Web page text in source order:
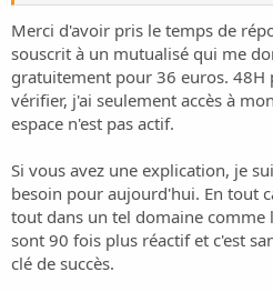
Merci d'avoir pris le temps de
souscrit à un mutualisé qui me
gratuitement pour 36 euros. 48H
vérifier, j'ai seulement accès à
espace n'est pas actif.
Si vous avez une explication, je
besoin pour aujourd'hui. En tout
tout dans un tel domaine comme
sont 90 fois plus réactif et c'est
clé de succès.